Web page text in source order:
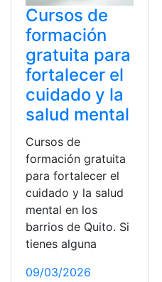
Cursos de
formación
gratuita para
fortalecer el
cuidado y la
salud mental
Cursos de
formación gratuita
para fortalecer el
cuidado y la salud
mental en los
barrios de Quito. Si
tienes alguna
09/03/2026